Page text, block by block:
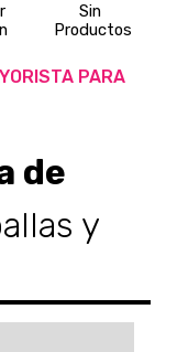
Sin
Productos
PARA
de
y